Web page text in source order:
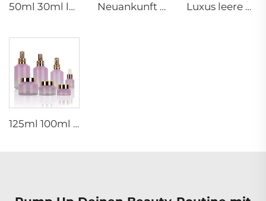
50ml 30ml luxuriöse klare blaue Kosmetik-Gesichtslotions-Creme-Glasflasche -Dose Verpackungssatz mit Pumpe Neuankunft ovaler Essentiöl-Flakon aus gefrorenem Glas Gesichtsöl-Serum-Verpackung Sprühflasche Cremedose Glasset Luxus leere Hautpflege-Cremedose Set Verpackung 120ml 100ml 40ml Glas Kosmetik-Pump-Sprayflasche
125ml 100ml 60ml 15ml 100g 50g 30g Hautpflege-Paket Glas Kosmetik-Pumpe Spray Serum Toner Flasche